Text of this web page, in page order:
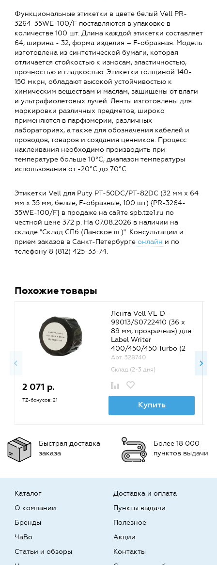
Функциональные этикетки в цвете белый Vell PR-
3264-35WE-100/F поставляются в упаковке в
количестве 100 шт. Длина каждой этикетки составляет
64, ширина - 32, форма изделия – F-образная. Модель
изготовлена из синтетической бумаги, которая
отличается стойкостью к износам, эластичностью,
прочностью и гладкостью. Этикетки толщиной 140-
150 мкрн, обладают высокой устойчивостью к
химическим веществам и маслам, защищены от влаги
и ультрафиолетовых лучей. Ленты изготовлены для
маркировки различных предметов, широко
применяются в парфюмерии, различных
лабораториях, а также для обозначения кабелей и
проводов, товаров и создания ценников. Процесс
наклеивания необходимо производить при
температуре больше 10°C, диапазон температуры
использования от -20°C до 70°C.
Этикетки Vell для Puty PT-50DC/PT-82DC (32 мм х 64
мм х 35 мм, белые, F-образные, 100 шт) {PR-3264-
35WE-100/F} в продаже на сайте spb.tze1.ru по
честной цене 372 р. На 07.08.2026 в наличии на
складе "Склад СПб (Ланское ш.)". Консультации и
прием заказов в Санкт-Петербурге онлайн и по
телефону 8 (812) 425-33-74.
Похожие товары
Лента Vell VL-D-
99013/S0722410 (36 х
89 мм, прозрачная) для
Label Writer
400/450/450 Turbo (2
рулона по 260 шт.)
Арт. 328740
Склад (2-3 дня)
2 071 р.
TZ-бонусов: 21 Купить
Быстрая доставка
заказа
Более 18 000
пунктов выдачи
Каталог
О компании
Бренды
Доставка и оплата
Пункты выдачи
Полезное
ЧаВо
Статьи и обзоры
Акции
Контакты